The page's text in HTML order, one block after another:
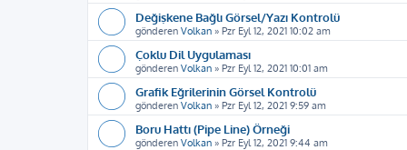
Değişkene Bağlı Görsel/Yazı Kontrolü
gönderen Volkan » Pzr Eyl 12, 2021 10:02 am
Çoklu Dil Uygulaması
gönderen Volkan » Pzr Eyl 12, 2021 10:01 am
Grafik Eğrilerinin Görsel Kontrolü
gönderen Volkan » Pzr Eyl 12, 2021 9:59 am
Boru Hattı (Pipe Line) Örneği
gönderen Volkan » Pzr Eyl 12, 2021 9:44 am